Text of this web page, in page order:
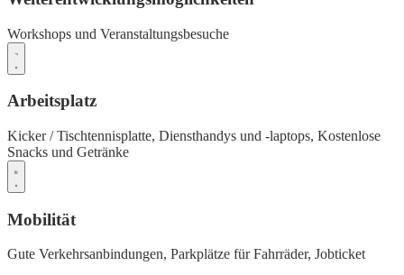
Workshops und Veranstaltungsbesuche
Arbeitsplatz
Kicker / Tischtennisplatte, Diensthandys und -laptops, Kostenlose
Snacks und Getränke
Mobilität
Gute Verkehrsanbindungen, Parkplätze für Fahrräder, Jobticket